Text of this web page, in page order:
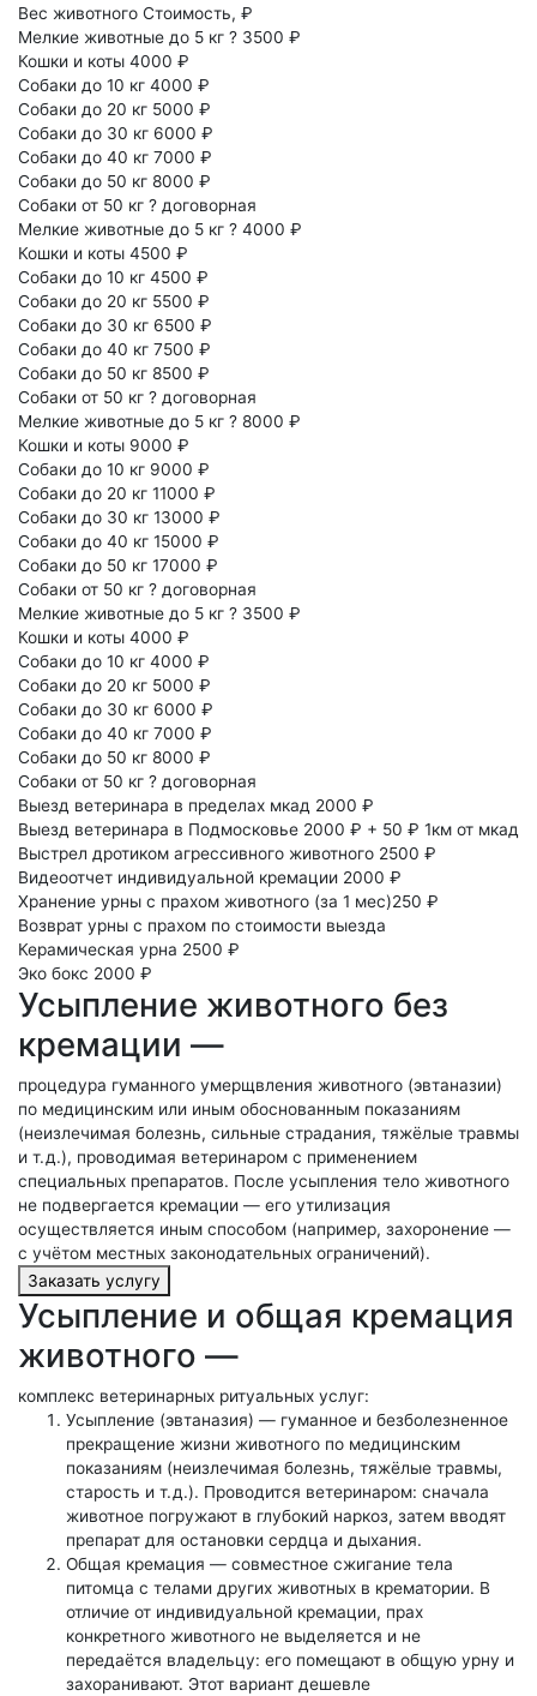
Вес животного Стоимость, ₽
Мелкие животные до 5 кг ? 3500 ₽
Кошки и коты 4000 ₽
Собаки до 10 кг 4000 ₽
Собаки до 20 кг 5000 ₽
Собаки до 30 кг 6000 ₽
Собаки до 40 кг 7000 ₽
Собаки до 50 кг 8000 ₽
Собаки от 50 кг ? договорная
Мелкие животные до 5 кг ? 4000 ₽
Кошки и коты 4500 ₽
Собаки до 10 кг 4500 ₽
Собаки до 20 кг 5500 ₽
Собаки до 30 кг 6500 ₽
Собаки до 40 кг 7500 ₽
Собаки до 50 кг 8500 ₽
Собаки от 50 кг ? договорная
Мелкие животные до 5 кг ? 8000 ₽
Кошки и коты 9000 ₽
Собаки до 10 кг 9000 ₽
Собаки до 20 кг 11000 ₽
Собаки до 30 кг 13000 ₽
Собаки до 40 кг 15000 ₽
Собаки до 50 кг 17000 ₽
Собаки от 50 кг ? договорная
Мелкие животные до 5 кг ? 3500 ₽
Кошки и коты 4000 ₽
Собаки до 10 кг 4000 ₽
Собаки до 20 кг 5000 ₽
Собаки до 30 кг 6000 ₽
Собаки до 40 кг 7000 ₽
Собаки до 50 кг 8000 ₽
Собаки от 50 кг ? договорная
Выезд ветеринара в пределах мкад 2000 ₽
Выезд ветеринара в Подмосковье 2000 ₽ + 50 ₽ 1км от мкад
Выстрел дротиком агрессивного животного 2500 ₽
Видеоотчет индивидуальной кремации 2000 ₽
Хранение урны с прахом животного (за 1 мес)250 ₽
Возврат урны с прахом по стоимости выезда
Керамическая урна 2500 ₽
Эко бокс 2000 ₽
Усыпление животного без
кремации —
процедура гуманного умерщвления животного (эвтаназии)
по медицинским или иным обоснованным показаниям
(неизлечимая болезнь, сильные страдания, тяжёлые травмы
и т. д.), проводимая ветеринаром с применением
специальных препаратов. После усыпления тело животного
не подвергается кремации — его утилизация
осуществляется иным способом (например, захоронение —
с учётом местных законодательных ограничений).
Заказать услугу
Усыпление и общая кремация
животного —
комплекс ветеринарных ритуальных услуг:
Усыпление (эвтаназия) — гуманное и безболезненное
прекращение жизни животного по медицинским
показаниям (неизлечимая болезнь, тяжёлые травмы,
старость и т. д.). Проводится ветеринаром: сначала
животное погружают в глубокий наркоз, затем вводят
препарат для остановки сердца и дыхания.
Общая кремация — совместное сжигание тела
питомца с телами других животных в крематории. В
отличие от индивидуальной кремации, прах
конкретного животного не выделяется и не
передаётся владельцу: его помещают в общую урну и
захоранивают. Этот вариант дешевле